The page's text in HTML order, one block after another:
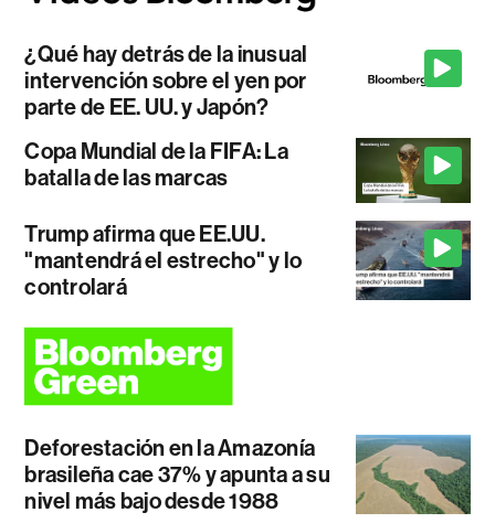
¿Qué hay detrás de la inusual
intervención sobre el yen por
parte de EE. UU. y Japón?
Copa Mundial de la FIFA: La
batalla de las marcas
Trump afirma que EE.UU.
"mantendrá el estrecho" y lo
controlará
Deforestación en la Amazonía
brasileña cae 37% y apunta a su
nivel más bajo desde 1988